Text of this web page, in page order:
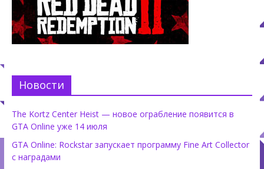
Новости
The Kortz Center Heist — новое ограбление появится в
GTA Online уже 14 июля
GTA Online: Rockstar запускает программу Fine Art Collector
с наградами